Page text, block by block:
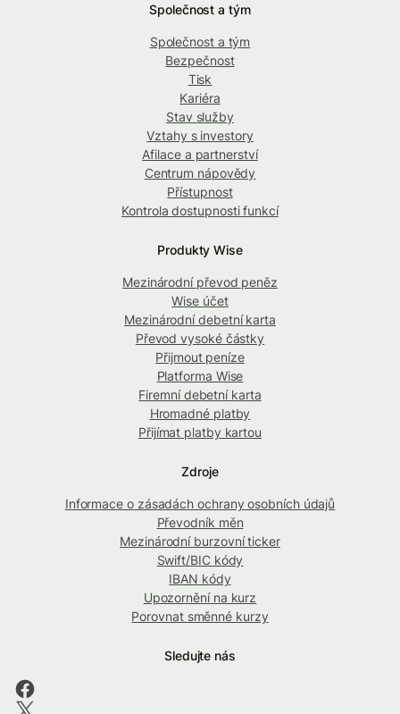
Společnost a tým
Společnost a tým
Bezpečnost
Tisk
Kariéra
Stav služby
Vztahy s investory
Afilace a partnerství
Centrum nápovědy
Přístupnost
Kontrola dostupnosti funkcí
Produkty Wise
Mezinárodní převod peněz
Wise účet
Mezinárodní debetní karta
Převod vysoké částky
Přijmout peníze
Platforma Wise
Firemní debetní karta
Hromadné platby
Přijímat platby kartou
Zdroje
Informace o zásadách ochrany osobních údajů
Převodník měn
Mezinárodní burzovní ticker
Swift/BIC kódy
IBAN kódy
Upozornění na kurz
Porovnat směnné kurzy
Sledujte nás